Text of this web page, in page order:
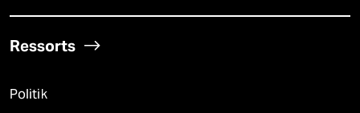
Ressorts
Politik